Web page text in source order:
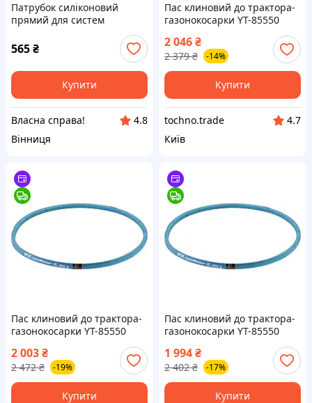
Патрубок силіконовий
прямий для систем
охолодження автомобілів і
тракторів температурний
діапазон -60 до +260
градусів
565₴
Купити
Власна справа!
4.8
Вінниця
Пас клиновий до трактора-
газонокосарки YT-85550
YATO контур l= 1029 мм [25]
Tochno - То Что Нужно
2 046₴
2 379 ₴ -14%
Купити
tochno.trade
4.7
Київ
Пас клиновий до трактора-
газонокосарки YT-85550
YATO контур l= 1029 мм [25]
Hatka - То Что Нужно
2 003₴
2 472 ₴ -19%
Купити
Пас клиновий до трактора-
газонокосарки YT-85550
YATO контур l= 1029 мм [25]
Soroka - То Что Нужно
1 994₴
2 402 ₴ -17%
Купити